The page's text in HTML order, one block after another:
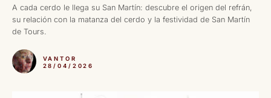
A cada cerdo le llega su San Martín: descubre el origen del refrán,
su relación con la matanza del cerdo y la festividad de San Martín
de Tours.
VANTOR
28/04/2026